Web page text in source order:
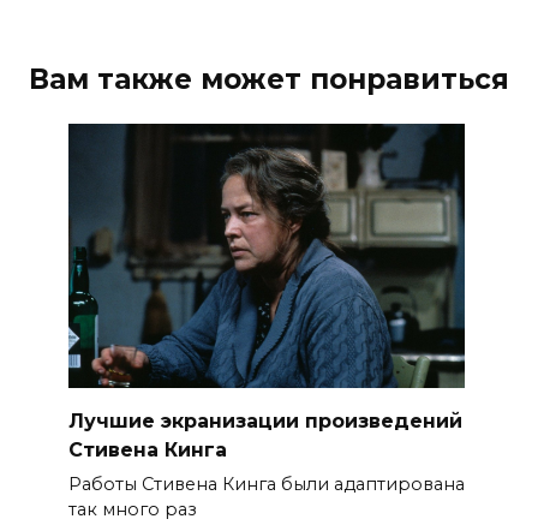
Вам также может понравиться
Лучшие экранизации произведений
Стивена Кинга
Работы Стивена Кинга были адаптирована
так много раз